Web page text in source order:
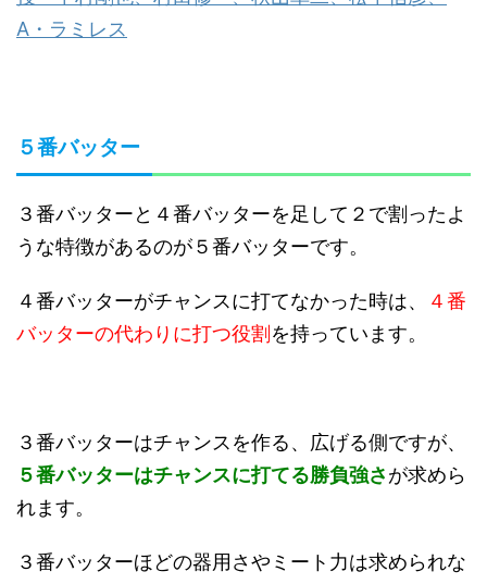
A・ラミレス
５番バッター
３番バッターと４番バッターを足して２で割ったよ
うな特徴があるのが５番バッターです。
４番バッターがチャンスに打てなかった時は、
４番
バッターの代わりに打つ役割 を持っています。
３番バッターはチャンスを作る、広げる側ですが、
５番バッターはチャンスに打てる勝負強さが求めら
れます。
３番バッターほどの器用さやミート力は求められな